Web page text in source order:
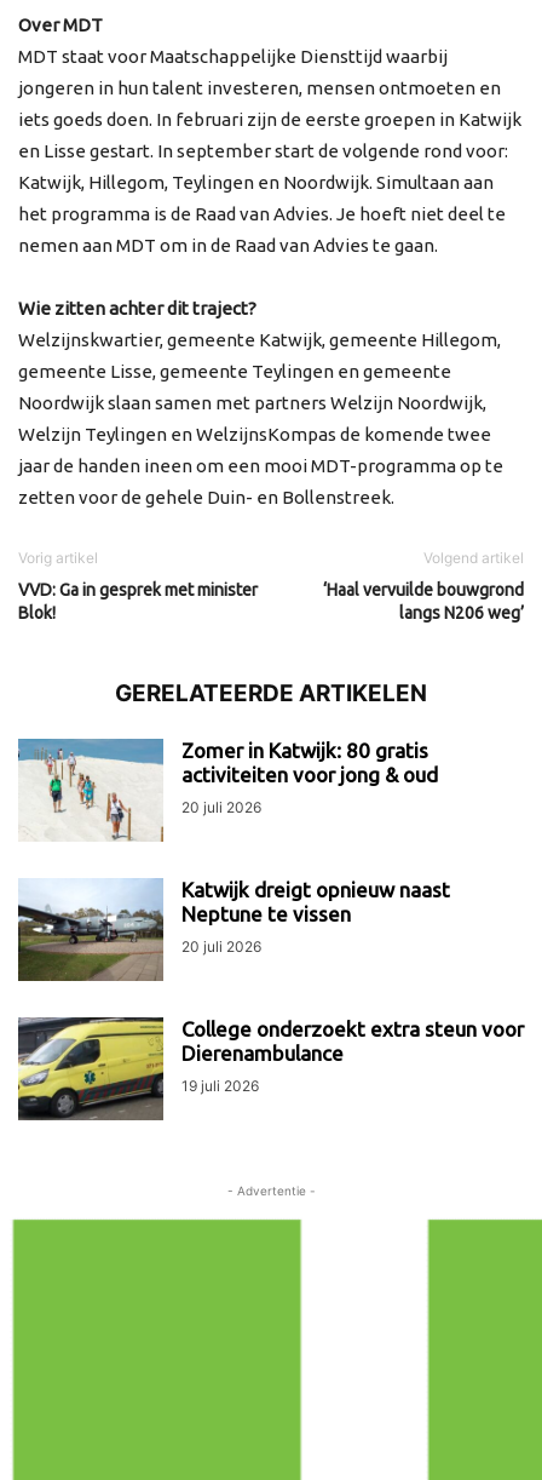
Over MDT
MDT staat voor Maatschappelijke Diensttijd waarbij
jongeren in hun talent investeren, mensen ontmoeten en
iets goeds doen. In februari zijn de eerste groepen in Katwijk
en Lisse gestart. In september start de volgende rond voor:
Katwijk, Hillegom, Teylingen en Noordwijk. Simultaan aan
het programma is de Raad van Advies. Je hoeft niet deel te
nemen aan MDT om in de Raad van Advies te gaan.
Wie zitten achter dit traject?
Welzijnskwartier, gemeente Katwijk, gemeente Hillegom,
gemeente Lisse, gemeente Teylingen en gemeente
Noordwijk slaan samen met partners Welzijn Noordwijk,
Welzijn Teylingen en WelzijnsKompas de komende twee
jaar de handen ineen om een mooi MDT-programma op te
zetten voor de gehele Duin- en Bollenstreek.
Vorig artikel
VVD: Ga in gesprek met minister
Blok!
Volgend artikel
‘Haal vervuilde bouwgrond
langs N206 weg’
GERELATEERDE ARTIKELEN
Zomer in Katwijk: 80 gratis
activiteiten voor jong & oud
20 juli 2026
Katwijk dreigt opnieuw naast
Neptune te vissen
20 juli 2026
College onderzoekt extra steun voor
Dierenambulance
19 juli 2026
- Advertentie -